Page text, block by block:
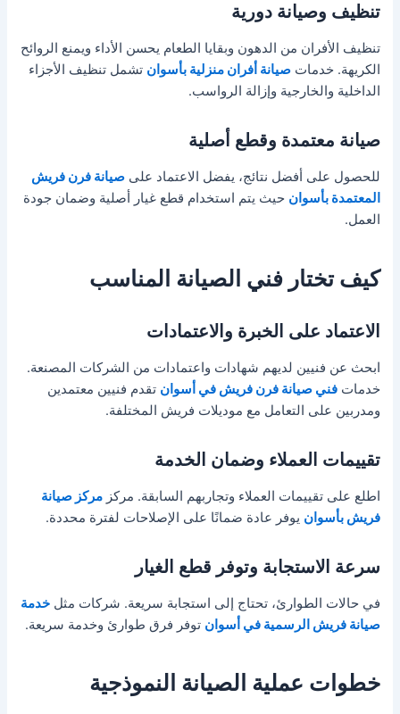
تنظيف وصيانة دورية
تنظيف الأفران من الدهون وبقايا الطعام يحسن الأداء ويمنع الروائح
الكريهة. خدماتصيانة أفران منزلية بأسوان تشمل تنظيف الأجزاء
الداخلية والخارجية وإزالة الرواسب.
صيانة معتمدة وقطع أصلية
للحصول على أفضل نتائج، يفضل الاعتماد علىصيانة فرن فريش
المعتمدة بأسوان حيث يتم استخدام قطع غيار أصلية وضمان جودة
العمل.
كيف تختار فني الصيانة المناسب
الاعتماد على الخبرة والاعتمادات
ابحث عن فنيين لديهم شهادات واعتمادات من الشركات المصنعة.
خدماتفني صيانة فرن فريش في أسوان تقدم فنيين معتمدين
ومدربين على التعامل مع موديلات فريش المختلفة.
تقييمات العملاء وضمان الخدمة
اطلع على تقييمات العملاء وتجاربهم السابقة. مركزمركز صيانة
فريش بأسوان يوفر عادة ضمانًا على الإصلاحات لفترة محددة.
سرعة الاستجابة وتوفر قطع الغيار
في حالات الطوارئ، تحتاج إلى استجابة سريعة. شركات مثلخدمة
صيانة فريش الرسمية في أسوان توفر فرق طوارئ وخدمة سريعة.
خطوات عملية الصيانة النموذجية